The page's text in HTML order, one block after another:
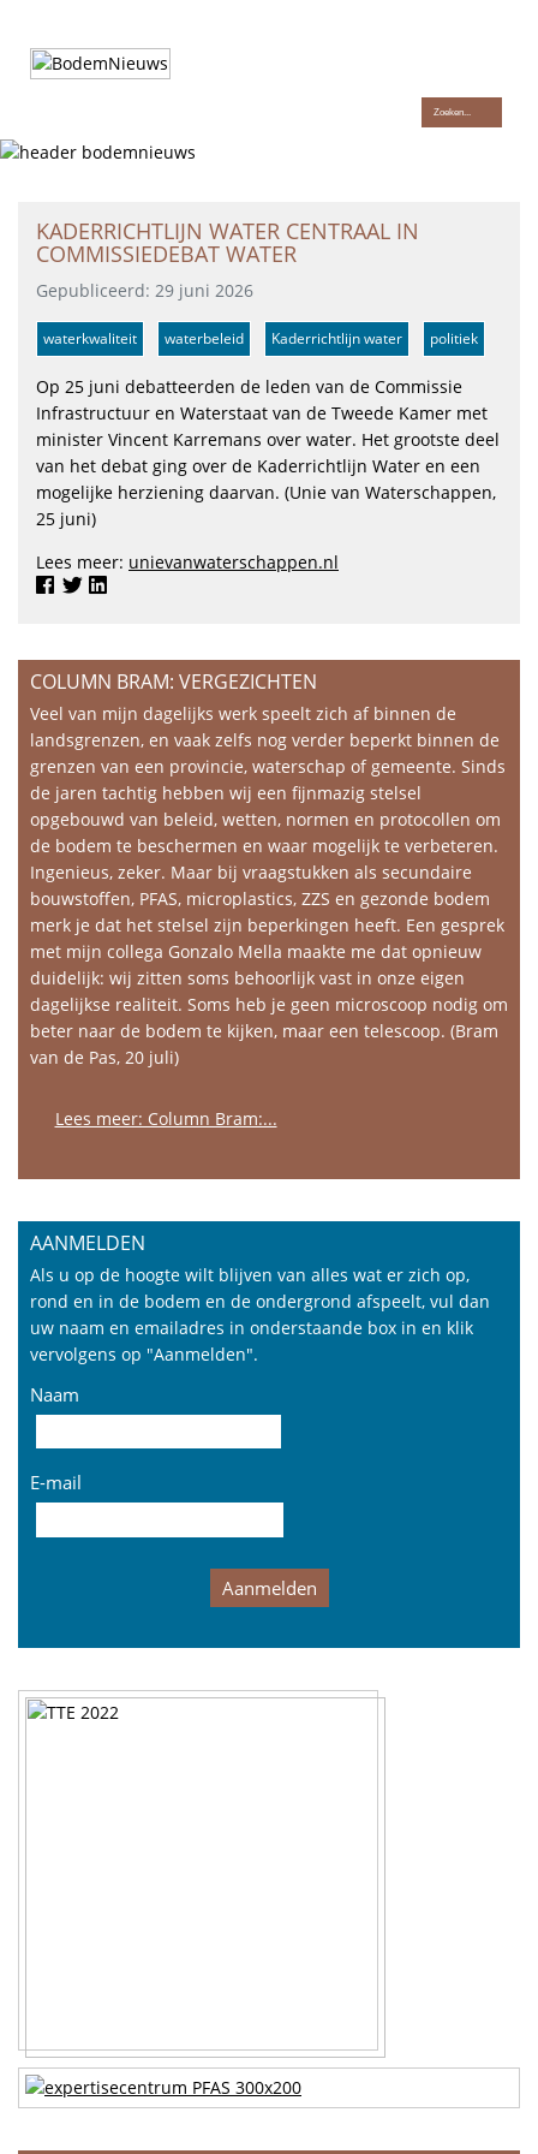
KADERRICHTLIJN WATER CENTRAAL IN
COMMISSIEDEBAT WATER
Gepubliceerd: 29 juni 2026
waterkwaliteit waterbeleid Kaderrichtlijn water politiek
Op 25 juni debatteerden de leden van de Commissie
Infrastructuur en Waterstaat van de Tweede Kamer met
minister Vincent Karremans over water. Het grootste deel
van het debat ging over de Kaderrichtlijn Water en een
mogelijke herziening daarvan. (Unie van Waterschappen,
25 juni)
Lees meer: unievanwaterschappen.nl
COLUMN BRAM: VERGEZICHTEN
Veel van mijn dagelijks werk speelt zich af binnen de
landsgrenzen, en vaak zelfs nog verder beperkt binnen de
grenzen van een provincie, waterschap of gemeente. Sinds
de jaren tachtig hebben wij een fijnmazig stelsel
opgebouwd van beleid, wetten, normen en protocollen om
de bodem te beschermen en waar mogelijk te verbeteren.
Ingenieus, zeker. Maar bij vraagstukken als secundaire
bouwstoffen, PFAS, microplastics, ZZS en gezonde bodem
merk je dat het stelsel zijn beperkingen heeft. Een gesprek
met mijn collega Gonzalo Mella maakte me dat opnieuw
duidelijk: wij zitten soms behoorlijk vast in onze eigen
dagelijkse realiteit. Soms heb je geen microscoop nodig om
beter naar de bodem te kijken, maar een telescoop. (Bram
van de Pas, 20 juli)
Lees meer: Column Bram:...
AANMELDEN
Als u op de hoogte wilt blijven van alles wat er zich op,
rond en in de bodem en de ondergrond afspeelt, vul dan
uw naam en emailadres in onderstaande box in en klik
vervolgens op "Aanmelden".
Naam
E-mail
Aanmelden